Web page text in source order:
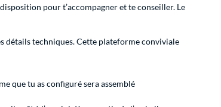
pour t’accompagner et te conseiller. Le
détails techniques. Cette plateforme conviviale
que tu as configuré sera assemblé